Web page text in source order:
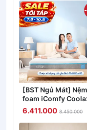
[BST Ngủ Mát] Nệm
foam iComfy
đa tầng thoáng mát,
massage thư giãn
15cm
6.411.000 8.450.000